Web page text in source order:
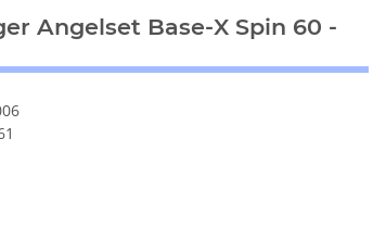
Angelset Base-X Spin 60 -